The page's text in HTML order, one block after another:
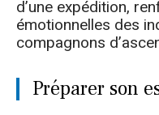
d’une expédition,
émotionnelles des
compagnons
Préparer son